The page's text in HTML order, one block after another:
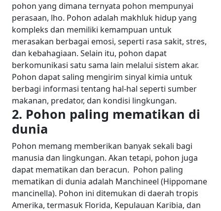
pohon yang dimana ternyata pohon mempunyai
perasaan, lho. Pohon adalah makhluk hidup yang
kompleks dan memiliki kemampuan untuk
merasakan berbagai emosi, seperti rasa sakit, stres,
dan kebahagiaan. Selain itu, pohon dapat
berkomunikasi satu sama lain melalui sistem akar.
Pohon dapat saling mengirim sinyal kimia untuk
berbagi informasi tentang hal-hal seperti sumber
makanan, predator, dan kondisi lingkungan.
2. Pohon paling mematikan di
dunia
Pohon memang memberikan banyak sekali bagi
manusia dan lingkungan. Akan tetapi, pohon juga
dapat mematikan dan beracun. Pohon paling
mematikan di dunia adalah Manchineel (Hippomane
mancinella). Pohon ini ditemukan di daerah tropis
Amerika, termasuk Florida, Kepulauan Karibia, dan